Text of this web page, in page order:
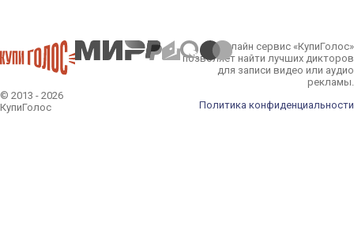
© 2013 - 2026
КупиГолос
Онлайн сервис «КупиГолос»
позволяет найти лучших дикторов
для записи видео или аудио
рекламы.
Политика конфиденциальности